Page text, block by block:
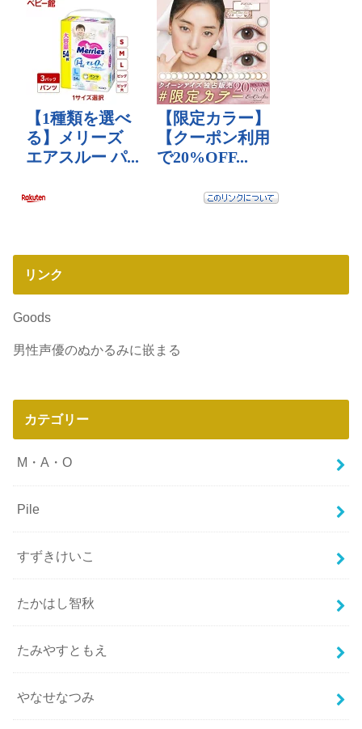
リンク
Goods
男性声優のぬかるみに嵌まる
カテゴリー
M・A・O
Pile
すずきけいこ
たかはし智秋
たみやすともえ
やなせなつみ